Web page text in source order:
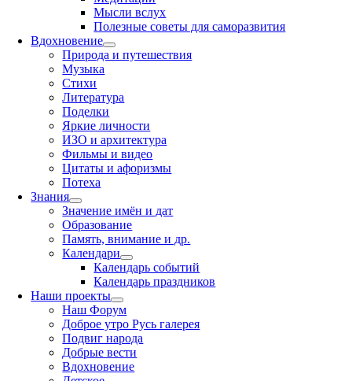
Мысли вслух
Полезные советы для саморазвития
Вдохновение
Природа и путешествия
Музыка
Стихи
Литература
Поделки
Яркие личности
ИЗО и архитектура
Фильмы и видео
Цитаты и афоризмы
Потеха
Знания
Значение имён и дат
Образование
Память, внимание и др.
Календари
Календарь событий
Календарь праздников
Наши проекты
Наш Форум
Доброе утро Русь галерея
Подвиг народа
Добрые вести
Вдохновение